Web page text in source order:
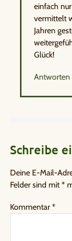
einfach
vermittelt
Jahren
Glück!
Antworten
Schreibe
Deine E-Mail-
Felder sind mit*
Kommentar *